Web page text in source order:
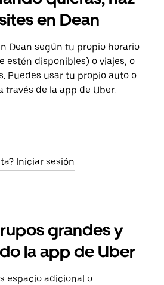
en Dean
Dean según tu propio horario
estén disponibles) o viajes, o
Puedes usar tu propio auto o
través de la app de Uber.
Iniciar sesión
grandes y
la app de Uber
espacio adicional o